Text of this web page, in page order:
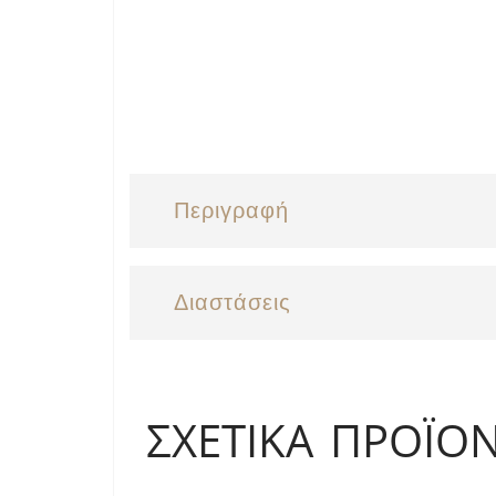
Περιγραφή
Διαστάσεις
ΣΧΕΤΙΚΆ